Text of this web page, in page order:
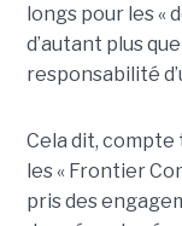
longs pour les «
d’autant plus
responsabilité
Cela dit, compte
les « Frontier
pris des